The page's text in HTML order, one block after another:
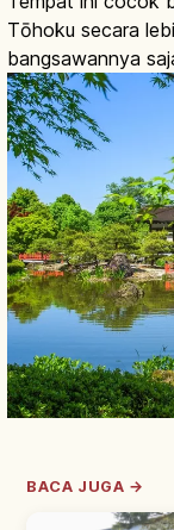
Tōhoku secara
bangsawannya
BACA JUGA →